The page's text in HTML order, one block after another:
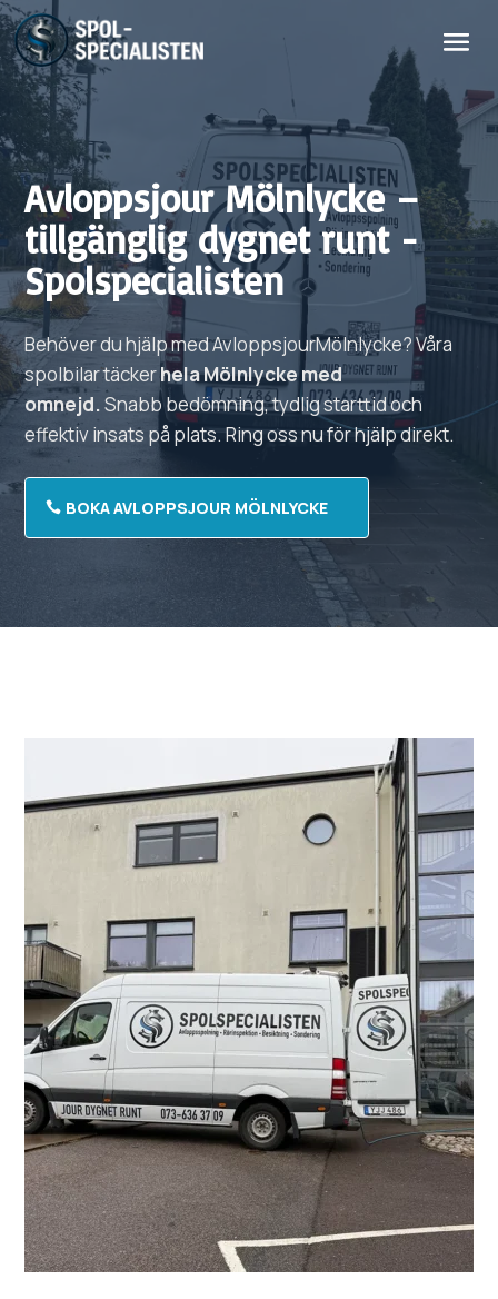
AvloppsjourMölnlycke–
tillgänglig dygnet runt -
Spolspecialisten
Behöver du hjälp medAvloppsjourMölnlycke?Våra
spolbilar täckerhelaMölnlyckemed
omnejd.Snabb bedömning, tydlig starttid och
effektiv insats på plats. Ring oss nu för hjälp direkt.
BOKA AVLOPPSJOUR MÖLNLYCKE